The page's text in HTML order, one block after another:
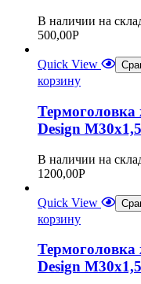
В наличии на
500,00Р
Quick View
корзину
Термоголовка
Design
В наличии на
1200,00Р
Quick View
корзину
Термоголовка
Design